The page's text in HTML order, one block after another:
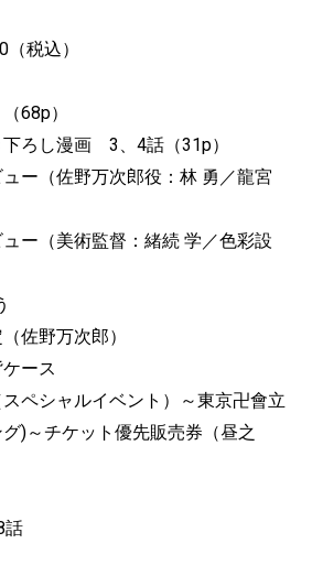
税込）
68p）
下ろし漫画 3、4話（31p）
ュー（佐野万次郎役：林 勇／龍宮
ュー（美術監督：緒続 学／色彩設
佐野万次郎）
ース
ペシャルイベント）～東京卍會立
)～チケット優先販売券（昼之
話